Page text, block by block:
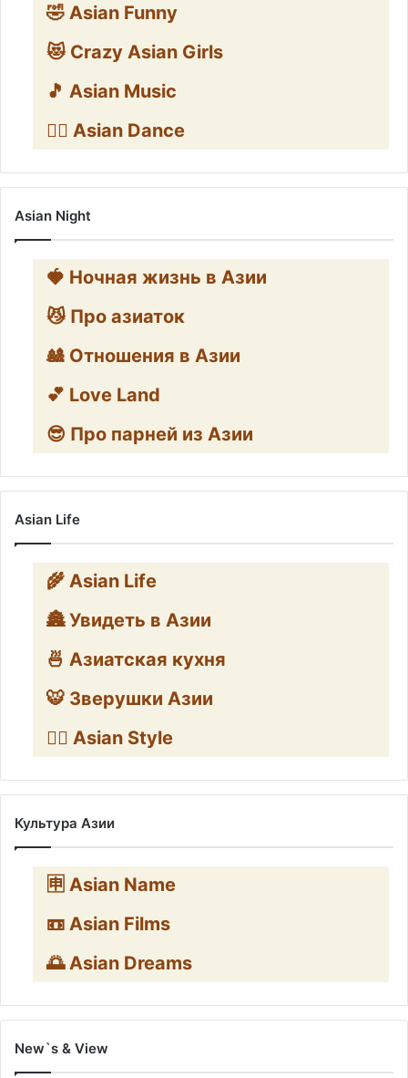
🤣 Asian Funny
😻 Crazy Asian Girls
🎵 Asian Music
👯‍♀️ Asian Dance
Asian Night
🍓 Ночная жизнь в Азии
😼 Про азиаток
🎎 Отношения в Азии
💕 Love Land
😎 Про парней из Азии
Asian Life
🌾 Asian Life
🏯 Увидеть в Азии
🍜 Азиатская кухня
🐯 Зверушки Азии
🧛‍♂️ Asian Style
Культура Азии
🈸 Asian Name
📼 Asian Films
🌅 Asian Dreams
New`s & View